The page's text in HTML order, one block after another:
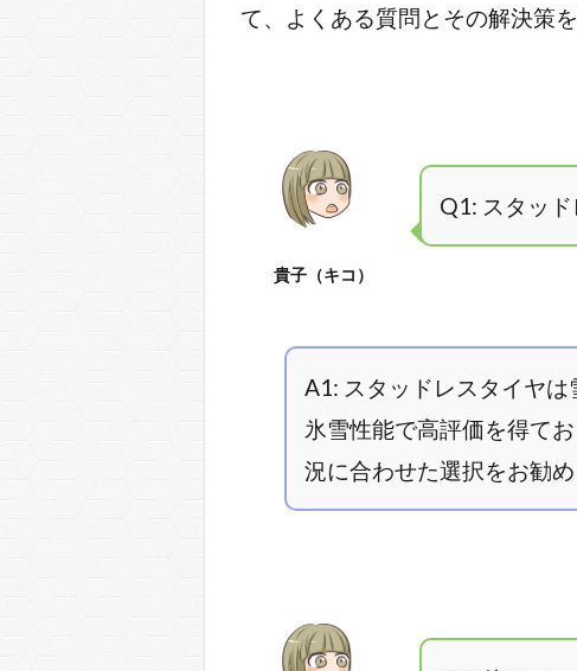
て、よくある質問とその解決策
貴子（キコ）
Q1: スタッ
A1: スタッドレスタイヤ
氷雪性能で高評価を得て
況に合わせた選択をお勧め